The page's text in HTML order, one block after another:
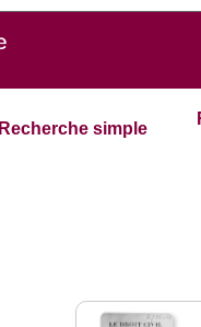
Recherche simple